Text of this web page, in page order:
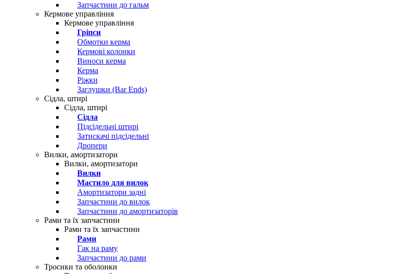
Запчастини до гальм
Кермове управління
Кермове управління
Гріпси
Обмотки керма
Кермові колонки
Виноси керма
Керма
Ріжки
Заглушки (Bar Ends)
Сідла, штирі
Сідла, штирі
Сідла
Підсідельні штирі
Затискачі підсідельні
Дропери
Вилки, амортизатори
Вилки, амортизатори
Вилки
Мастило для вилок
Амортизатори задні
Запчастини до вилок
Запчастини до амортизаторів
Рами та їх запчастини
Рами та їх запчастини
Рами
Гак на раму
Запчастини до рами
Тросики та оболонки